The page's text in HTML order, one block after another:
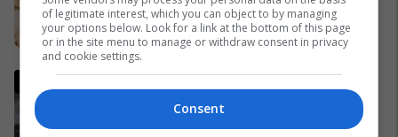
origjinë nga Turqia, zonja e
parë një shqiptare nga
13/05/2026
Rrahja në Skenderaj, reagon
LVV-ja - jep detaje të sulmit
of legitimate interest, which you can object to by managing
your options below. Look for a link at the bottom of this page
or in the site menu to manage or withdraw consent in privacy
and cookie settings.
Consent